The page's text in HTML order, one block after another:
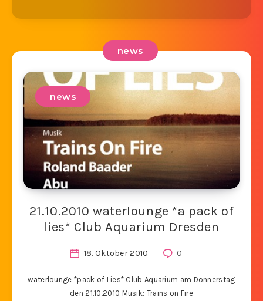
news
news
21.10.2010 waterlounge *a pack of
lies* Club Aquarium Dresden
18. Oktober 2010 0
waterlounge *pack of Lies* Club Aquarium am Donnerstag
den 21.10.2010 Musik: Trains on Fire